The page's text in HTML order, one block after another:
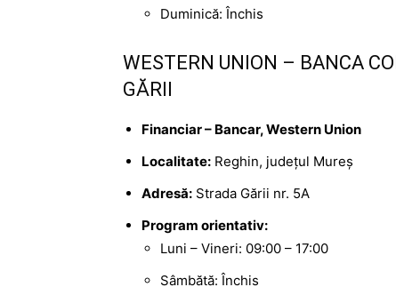
Duminică: Închis
WESTERN UNION – BANCA
GĂRII
Financiar – Bancar, Western Union
Localitate: Reghin, județul Mureș
Adresă: Strada Gării nr. 5A
Program orientativ:
Luni – Vineri: 09:00 – 17:00
Sâmbătă: Închis